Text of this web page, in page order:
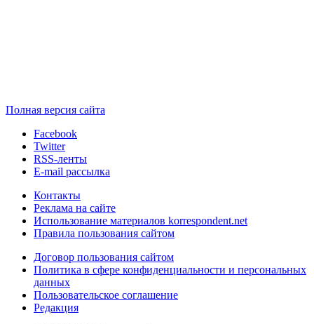
Полная версия сайта
Facebook
Twitter
RSS-ленты
E-mail рассылка
Контакты
Реклама на сайте
Использование материалов korrespondent.net
Правила пользования сайтом
Договор пользования сайтом
Политика в сфере конфиденциальности и персональных
данных
Пользовательское соглашение
Редакция